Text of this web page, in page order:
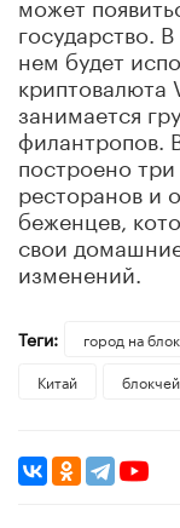
государство.
нем будет
криптовалюта
занимается
филантропов.
построено
ресторанов и
беженцев,
свои
изменений.
Теги: город на
Китай